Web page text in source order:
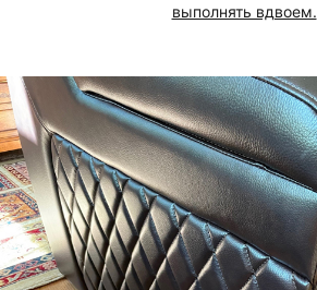
выполнять вдвоем.